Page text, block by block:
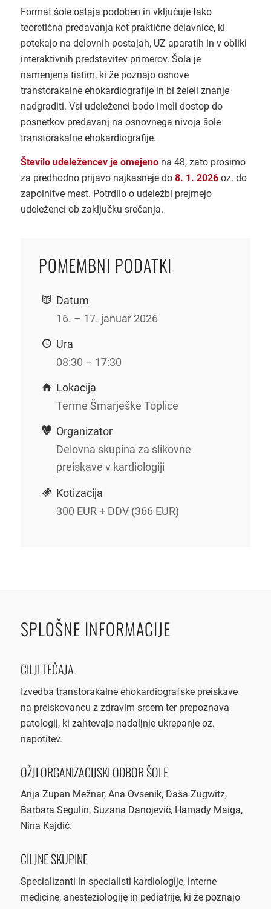
Format šole ostaja podoben in vključuje tako
teoretična predavanja kot praktične delavnice, ki
potekajo na delovnih postajah, UZ aparatih in v obliki
interaktivnih predstavitev primerov. Šola je
namenjena tistim, ki že poznajo osnove
transtorakalne ehokardiografije in bi želeli znanje
nadgraditi. Vsi udeleženci bodo imeli dostop do
posnetkov predavanj na osnovnega nivoja šole
transtorakalne ehokardiografije.
Število udeležencev je omejenona 48, zato prosimo
za predhodno prijavo najkasneje do 8. 1. 2026 oz. do
zapolnitve mest. Potrdilo o udeležbi prejmejo
udeleženci ob zaključku srečanja.
POMEMBNI PODATKI
Datum
16. – 17. januar 2026
Ura
08:30 – 17:30
Lokacija
Terme Šmarješke Toplice
Organizator
Delovna skupina za slikovne
preiskave v kardiologiji
Kotizacija
300 EUR + DDV (366 EUR)
SPLOŠNE INFORMACIJE
CILJI TEČAJA
Izvedba transtorakalne ehokardiografske preiskave
na preiskovancu z zdravim srcem ter prepoznava
patologij, ki zahtevajo nadaljnje ukrepanje oz.
napotitev.
OŽJI ORGANIZACIJSKI ODBOR ŠOLE
Anja Zupan Mežnar, Ana Ovsenik, Daša Zugwitz,
Barbara Segulin, Suzana Danojevič, Hamady Maiga,
Nina Kajdič.
CILJNE SKUPINE
Specializanti in specialisti kardiologije, interne
medicine, anesteziologije in pediatrije, ki že poznajo